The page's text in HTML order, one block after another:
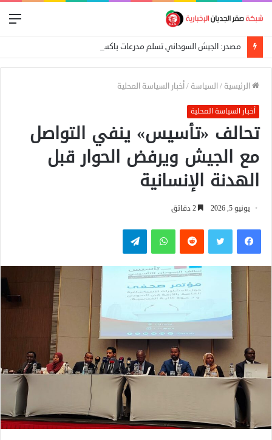
مصدر: الجيش السوداني تسلم مدرعات باكستانية ومسيّرات للاستطلاع
الرئيسية /السياسة /أخبار السياسة المحلية
أخبار السياسة المحلية
تحالف «تأسيس» ينفي التواصل
مع الجيش ويرفض الحوار قبل
الهدنة الإنسانية
يونيو 5, 2026
فيسبوكتويتر واتساب تيلقرام